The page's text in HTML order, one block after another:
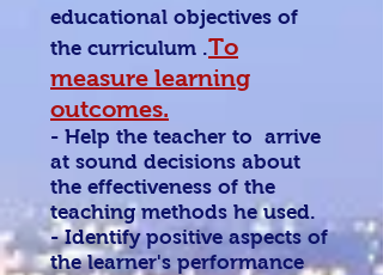
educational objectives of
the curriculum .To
measure learning
outcomes.
- Help the teacher to arrive
at sound decisions about
the effectiveness of the
teaching methods he used.
- Identify positive aspects of
the learner's performance